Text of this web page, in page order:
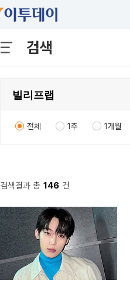
검색
전체 1주 1개월
검색결과 총 146 건